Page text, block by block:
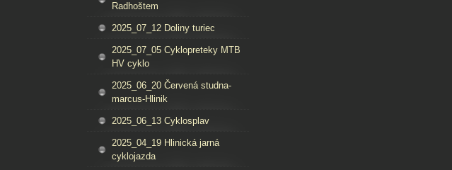
Radhoštem
2025_07_12 Doliny turiec
2025_07_05 Cyklopreteky MTB
HV cyklo
2025_06_20 Červená studna-
marcus-Hlinik
2025_06_13 Cyklosplav
2025_04_19 Hlinická jarná
cyklojazda